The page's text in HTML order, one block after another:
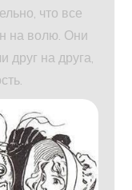
что все
на волю. Они
друг на друга,